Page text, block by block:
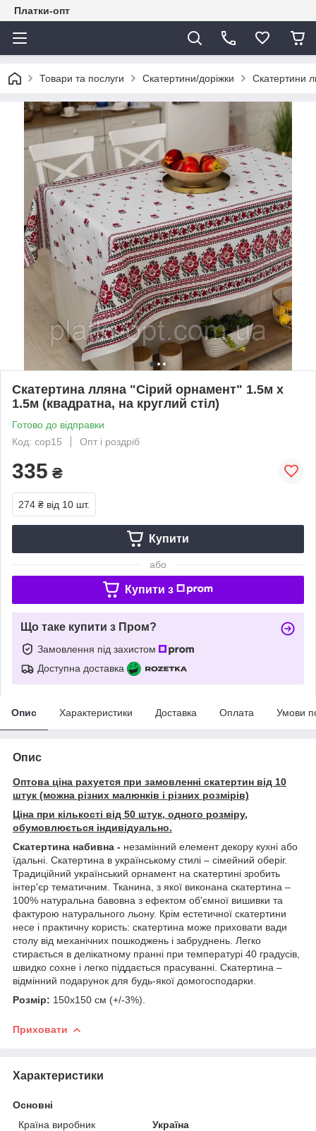
Платки-опт
Товари та послуги Скатертини/доріжки Скатертини
Скатертина лляна "Сірий орнамент" 1.5м х
1.5м (квадратна, на круглий стіл)
Готово до відправки
Код: сор15
Опт і роздріб
335 ₴
274 ₴ від 10 шт.
Купити
або
Купити з
Що таке купити з Пром?
Замовлення під захистом
Доступна доставка
Опис Характеристики Доставка Оплата Умови
Опис
Оптова ціна рахуется при замовленні скатертин від 10
штук (можна різних малюнків і різних розмірів)
Ціна при кількості від 50 штук, одного розміру,
обумовлюється індивідуально.
Скатертина набивна - незамінний елемент декору кухні або
їдальні. Скатертина в українському стилі – сімейний оберіг.
Традиційний український орнамент на скатертині зробить
інтер'єр тематичним. Тканина, з якої виконана скатертина –
100% натуральна бавовна з ефектом об'ємної вишивки та
фактурою натурального льону. Крім естетичної скатертини
несе і практичну користь: скатертина може приховати вади
столу від механічних пошкоджень і забруднень. Легко
стирається в делікатному пранні при температурі 40 градусів,
швидко сохне і легко піддається прасуванні. Скатертина –
відмінний подарунок для будь-якої домогосподарки.
Розмір: 150х150 см (+/-3%).
Приховати
Характеристики
Основні
Країна виробник
Україна